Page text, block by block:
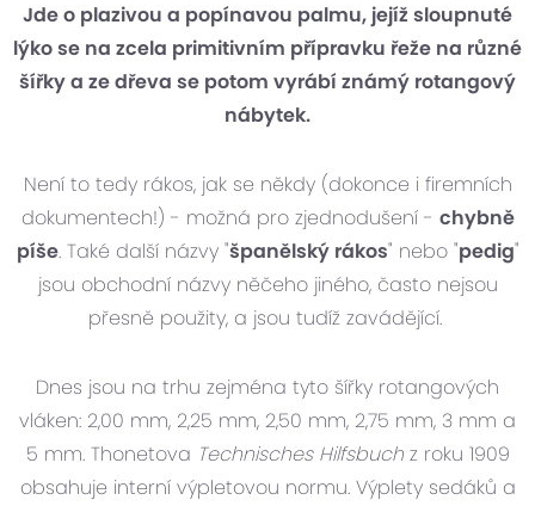
Jde o plazivou a popínavou palmu, jejíž sloupnuté
lýko se na zcela primitivním přípravku řeže na různé
šířky a ze dřeva se potom vyrábí známý rotangový
nábytek.
Není to tedy rákos, jak se někdy (dokonce i firemních
dokumentech!) - možná pro zjednodušení - chybně
píše. Také další názvy "španělský rákos" nebo "pedig"
jsou obchodní názvy něčeho jiného, často nejsou
přesně použity, a jsou tudíž zavádějící.
Dnes jsou na trhu zejména tyto šířky rotangových
vláken: 2,00 mm, 2,25 mm, 2,50 mm, 2,75 mm, 3 mm a
5 mm. Thonetova Technisches Hilfsbuchz roku 1909
obsahuje interní výpletovou normu. Výplety sedáků a